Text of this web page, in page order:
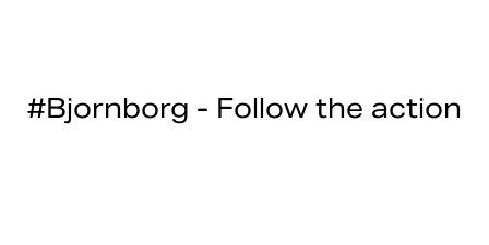
#Bjornborg - Follow the action